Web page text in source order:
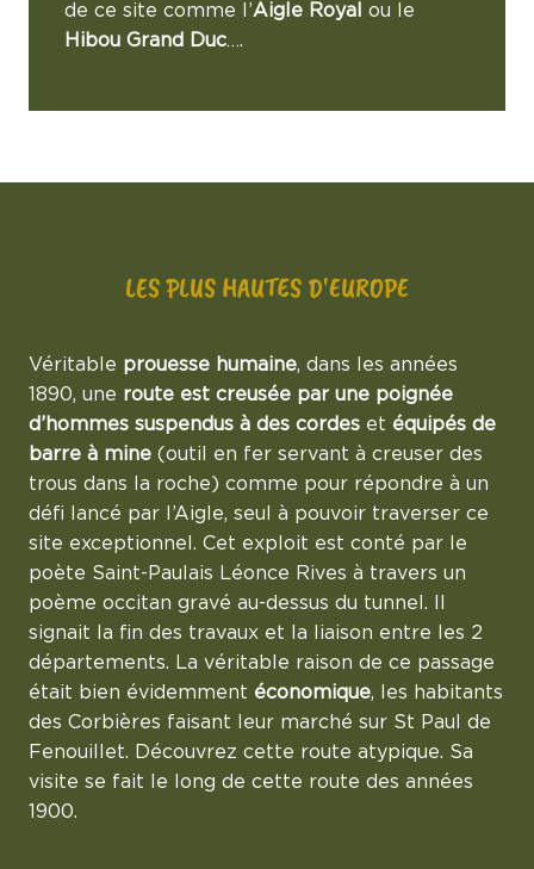
de ce site comme l’Aigle Royal
ou le
Hibou Grand Duc….
LES PLUS HAUTES D'EUROPE
Véritable prouesse humaine, dans les années
1890, une route est creusée par une poignée
d’hommes suspendus à des cordes et équipés de
barre à mine (outil en fer servant à creuser des
trous dans la roche) comme pour répondre à un
défi lancé par l’Aigle, seul à pouvoir traverser ce
site exceptionnel. Cet exploit est conté par le
poète Saint-Paulais Léonce Rives à travers un
poème occitan gravé au-dessus du tunnel. Il
signait la fin des travaux et la liaison entre les 2
départements. La véritable raison de ce passage
était bien évidemment économique, les habitants
des Corbières faisant leur marché sur St Paul de
Fenouillet. Découvrez cette route atypique. Sa
visite se fait le long de cette route des années
1900.